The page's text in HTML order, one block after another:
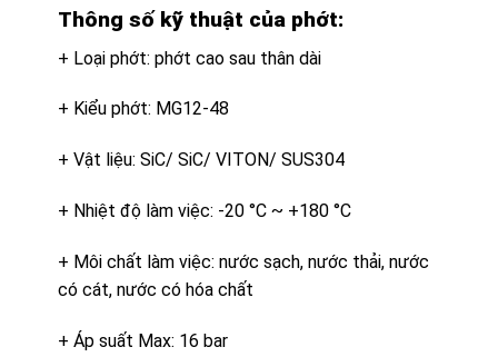
Thông số kỹ thuật của phớt:
+ Loại phớt: phớt cao sau thân dài
+ Kiểu phớt: MG12-48
+ Vật liệu: SiC/ SiC/ VITON/ SUS304
+ Nhiệt độ làm việc: -20 °C ~ +180 °C
+ Môi chất làm việc: nước sạch, nước thải, nước
có cát, nước có hóa chất
+ Áp suất Max: 16 bar